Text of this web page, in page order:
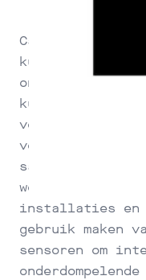
Carolien
kunstenaar en
ontdekt ze
kunnen
verschillende
versmelten van
samenkomst van
werkt graag met
installaties en
gebruik maken
sensoren om